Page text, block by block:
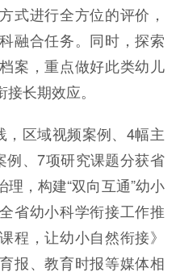
式进行全方位的评价，
融合任务。同时，探索
案，重点做好此类幼儿
长期效应。
，区域视频案例、4幅主
例、7项研究课题分获省
，构建“双向互通”幼小
省幼小科学衔接工作推
程，让幼小自然衔接》
报、教育时报等媒体相